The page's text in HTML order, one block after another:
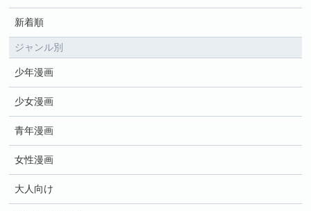
新着順
ジャンル別
少年漫画
少女漫画
青年漫画
女性漫画
大人向け